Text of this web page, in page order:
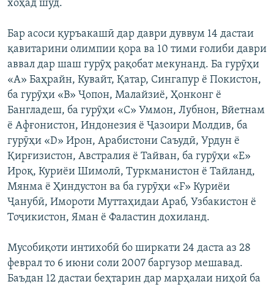
хоҳад шуд.
Бар асоси қуръакашӣ дар даври дуввум 14 дастаи
қавитарини олимпии қора ва 10 тими ғолиби даври
аввал дар шаш гурӯҳ рақобат мекунанд. Ба гурӯҳи
«А» Баҳрайн, Кувайт, Қатар, Сингапур ё Покистон,
ба гурӯҳи «В» Ҷопон, Малайзиё, Ҳонконг ё
Бангладеш, ба гурӯҳи «С» Уммон, Лубнон, Вйетнам
ё Афғонистон, Индонезия ё Ҷазоири Молдив, ба
гурӯҳи «D» Ирон, Арабистони Саъудӣ, Урдун ё
Қирғизистон, Австралия ё Тайван, ба гурӯҳи «Е»
Ироқ, Куриёи Шимолӣ, Туркманистон ё Тайланд,
Мянма ё Ҳиндустон ва ба гурӯҳи «F» Куриёи
Ҷанубӣ, Имороти Муттаҳидаи Араб, Узбакистон ё
Тоҷикистон, Яман ё Фаластин дохиланд.
Мусобиқоти интихобӣ бо ширкати 24 даста аз 28
феврал то 6 июни соли 2007 баргузор мешавад.
Баъдан 12 дастаи беҳтарин дар марҳалаи ниҳоӣ ба